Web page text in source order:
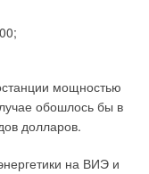
мощностью
обошлось бы в
долларов.
на ВИЭ и